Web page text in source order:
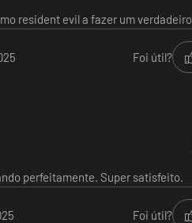
resident evil a fazer um
Foi útil?
perfeitamente. Super satisfeito.
Foi útil?